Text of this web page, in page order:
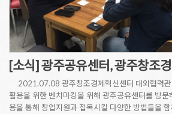
[소식] 광주공유센터, 광주창조
2021.07.08 광주창조경제혁신센터 대외협력관
활용을 위한 벤치마킹을 위해 광주공유센터를 방
용을 통해 창업지원과 접목시킬 다양한 방법들을